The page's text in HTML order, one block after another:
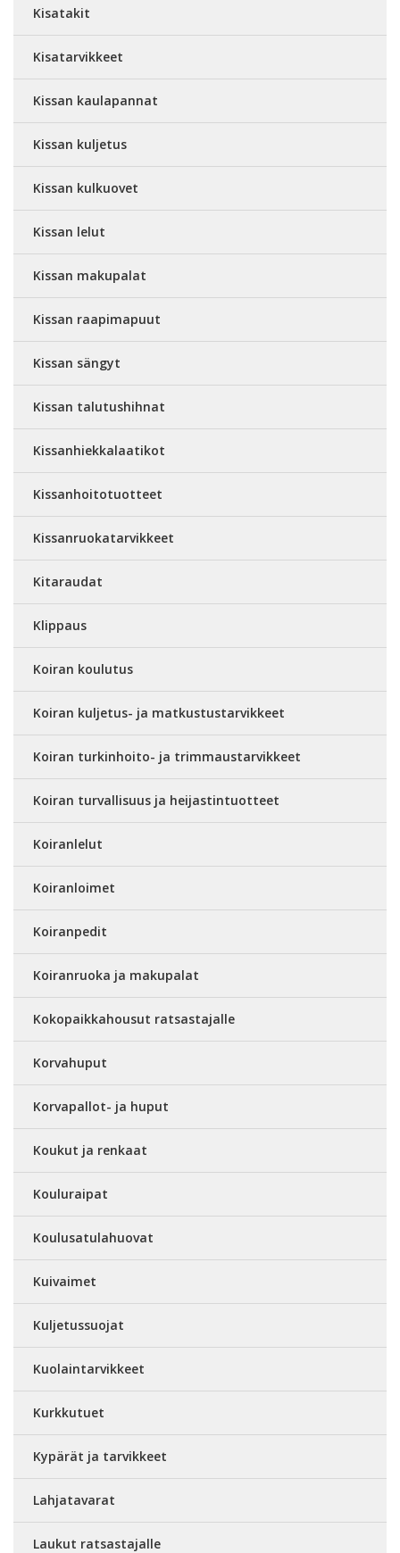
Kisatakit
Kisatarvikkeet
Kissan kaulapannat
Kissan kuljetus
Kissan kulkuovet
Kissan lelut
Kissan makupalat
Kissan raapimapuut
Kissan sängyt
Kissan talutushihnat
Kissanhiekkalaatikot
Kissanhoitotuotteet
Kissanruokatarvikkeet
Kitaraudat
Klippaus
Koiran koulutus
Koiran kuljetus- ja matkustustarvikkeet
Koiran turkinhoito- ja trimmaustarvikkeet
Koiran turvallisuus ja heijastintuotteet
Koiranlelut
Koiranloimet
Koiranpedit
Koiranruoka ja makupalat
Kokopaikkahousut ratsastajalle
Korvahuput
Korvapallot- ja huput
Koukut ja renkaat
Kouluraipat
Koulusatulahuovat
Kuivaimet
Kuljetussuojat
Kuolaintarvikkeet
Kurkkutuet
Kypärät ja tarvikkeet
Lahjatavarat
Laukut ratsastajalle